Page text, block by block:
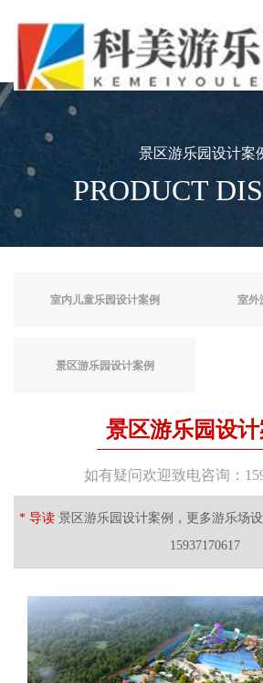
景区游乐园设计案
PRODUCT
室内儿童乐园设计案例 室外
景区游乐园设计案例
景区游乐园设计
如有疑问欢迎致电咨询：
* 导读 景区游乐园设计案例，更多游乐场
15937170617